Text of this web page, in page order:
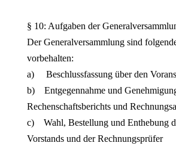
§ 10: Aufgaben der
Der Generalversammlung sind
vorbehalten:
a) Beschlussfassung über den
b) Entgegennahme und
Rechenschaftsberichts und
c) Wahl, Bestellung und Enthebung
Vorstands und der Rechnungsprüfer